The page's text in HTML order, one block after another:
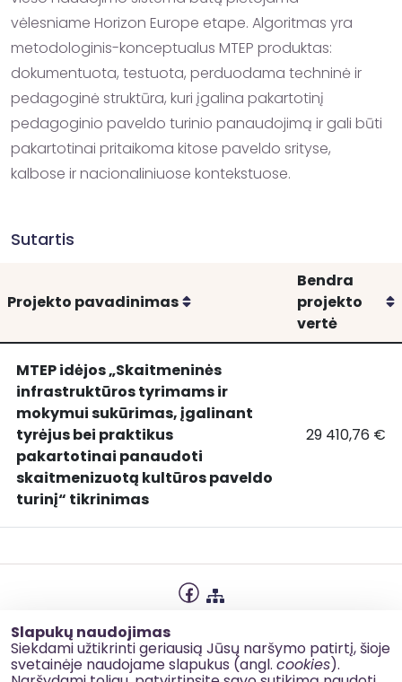
Slapukų naudojimas
Siekdami užtikrinti geriausią Jūsų naršymo patirtį, šioje
svetainėje naudojame slapukus (angl. cookies).
vėlesniame Horizon Europe etape. Algoritmas yra
metodologinis-konceptualus MTEP produktas:
dokumentuota, testuota, perduodama techninė ir
pedagoginė struktūra, kuri įgalina pakartotinį
pedagoginio paveldo turinio panaudojimą ir gali būti
pakartotinai pritaikoma kitose paveldo srityse,
kalbose ir nacionaliniuose kontekstuose.
Sutartis
Projekto pavadinimas Rikiuoti
Bendra
projekto
vertė
MTEP
idėjos
„Skaitmeninės
infrastruktūros
tyrimams
tyrėjus
bei
MTEP idėjos „Skaitmeninės
infrastruktūros tyrimams ir
mokymui sukūrimas, įgalinant
tyrėjus bei praktikus
pakartotinai panaudoti
skaitmenizuotą kultūros paveldo
turinį“ tikrinimas
MTEP idėjos
29 410,76 €
Slapukų naudojimas
Korupcijos prevencija